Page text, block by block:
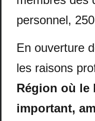
personnel,
En ouverture
les raisons
Région où le
important,